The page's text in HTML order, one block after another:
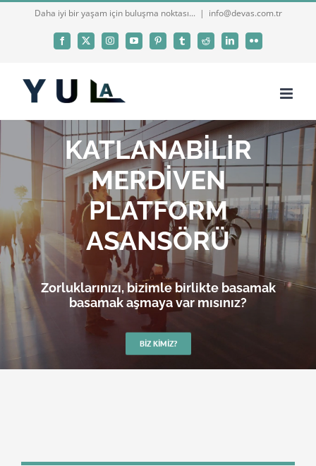
Daha iyi bir yaşam için buluşma noktası... | info@devas.com.tr
Facebook
X InstagramYouTubePinterestTumblrReddit LinkedInFlickr
KATLANABİLİR
MERDİVEN
PLATFORM
ASANSÖRÜ
Zorluklarınızı, bizimle birlikte basamak
basamak aşmaya var mısınız?
BIZ KIMIZ?